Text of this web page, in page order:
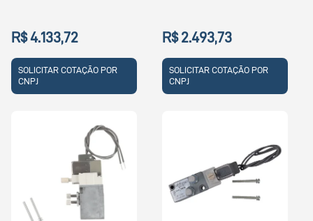
R$ 4.133,72
SOLICITAR COTAÇÃO POR
CNPJ
R$ 2.493,73
SOLICITAR COTAÇÃO POR
CNPJ